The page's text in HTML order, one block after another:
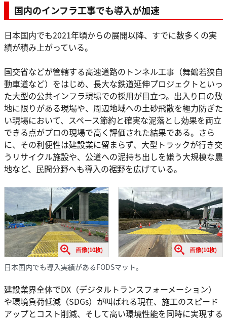
国内のインフラ工事でも導入が加速
日本国内でも2021年頃からの展開以降、すでに数多くの実
績が積み上がっている。
国交省などが管轄する高速道路のトンネル工事（舞鶴若狭自
動車道など）をはじめ、長大な鉄道延伸プロジェクトといっ
た大型の公共インフラ現場での採用が目立つ。出入り口の敷
地に限りがある現場や、周辺地域への土砂飛散を極力防ぎた
い現場において、スペース節約と確実な泥落とし効果を両立
できる点がプロの現場で高く評価された結果である。さら
に、その利便性は建設業に留まらず、大型トラックが行き交
うリサイクル施設や、公道への泥持ち出しを嫌う大規模な農
地など、民間分野へも導入の裾野を広げている。
画像(10枚) 画像(10枚)
日本国内でも導入実績があるFODSマット。
建設業界全体でDX（デジタルトランスフォーメーション）
や環境負荷低減（SDGs）が叫ばれる現在、施工のスピード
アップとコスト削減、そして高い環境性能を同時に実現する